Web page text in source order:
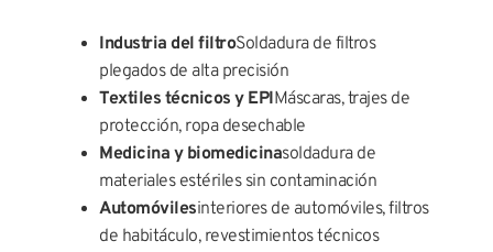
Industria del filtroSoldadura de filtros
plegados de alta precisión
Textiles técnicos y EPIMáscaras, trajes de
protección, ropa desechable
Medicina y biomedicinasoldadura de
materiales estériles sin contaminación
Automóvilesinteriores de automóviles, filtros
de habitáculo, revestimientos técnicos